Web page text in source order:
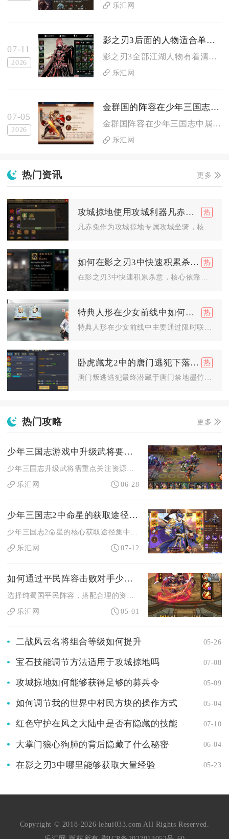
乐汇网
07-11
2026
影之刃3后面的人物适合单人还是组队
影之刃3全部江湖人物有着清晰的单刷与组队适配划分，绝大多数输...
乐汇网
07-05
2026
金群国的阵容在少年三国志中是否容易上手
金群国阵容在少年三国志中属于上手门槛中等、前期易成型但中后期...
乐汇网
热门资讯 更多
攻城掠地使用攻城利器凡赤兔有何技巧
如何在影之刃3中快速积累杀意
特典人形在少女前线中如何获得
卧虎藏龙2中的唐门逃犯下落成谜
热门攻略 更多
少年三国志游戏中升级武将要注意什么问题
乐汇网
06-28
少年三国志2中命星的获取途径有哪些
乐汇网
07-12
如何通过平民阵容击败对手少年三国志手游
选择纯蜀国平民阵容，搭配合理的资源分配、布阵与实战技巧，就能...
乐汇网
05-01
二战风云名将组合等级如何提升 05-26
宝石技能调节方法适用于攻城掠地吗 07-08
攻城掠地如何能够获得足够的募兵令 05-09
如何调节我的世界中村民方块的操作方式 05-04
红色守护在风之大陆中是否有隐藏的技能 07-10
大掌门狼心狗肺的背后隐藏了什么秘密 06-04
在影之刃3中哪里能够获取大量经验 05-23
Copyright © 2018-2026 lehui033.com All Rights Reserved.